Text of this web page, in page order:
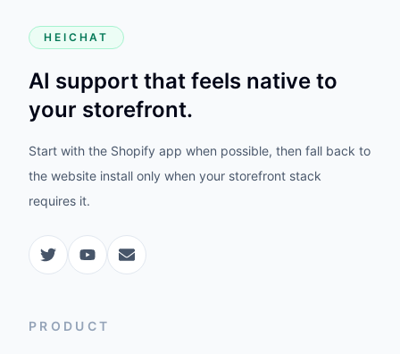
HEICHAT
AI support that feels native to
your storefront.
Start with the Shopify app when possible, then fall back to
the website install only when your storefront stack
requires it.
PRODUCT